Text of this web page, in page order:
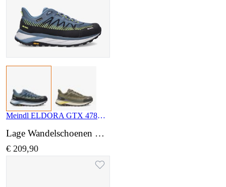
Meindl ELDORA GTX 4786 29
Lage Wandelschoenen wijdte Normaal
€ 209,90